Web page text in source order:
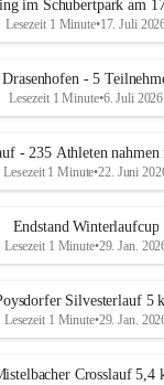
im Schubertpark am
Lesezeit 1 Minute•17. Juli
- 5
Lesezeit 1 Minute•6. Juli 2026
- 235 Athleten
Lesezeit 1 Minute•22. Juni
Endstand Winterlaufcup
Lesezeit 1 Minute•29. Jan.
Silvesterlauf 5
Lesezeit 1 Minute•29. Jan.
Crosslauf 5,4